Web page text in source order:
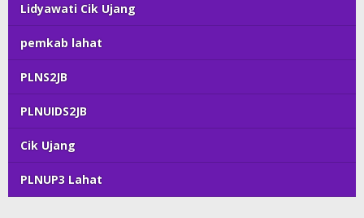
Lidyawati Cik Ujang
pemkab lahat
PLNS2JB
PLNUIDS2JB
Cik Ujang
PLNUP3 Lahat